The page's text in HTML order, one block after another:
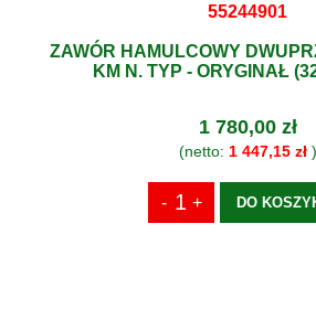
55244901
ZAWÓR HAMULCOWY
KM N. TYP - ORYGINAŁ
1 780,00 zł
(netto: 1 447,15 zł)
DO